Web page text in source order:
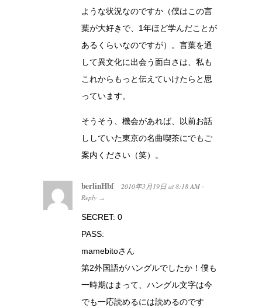
ような状況なのですか（僕はこの言
葉が大好きで、1年ほど学んだことが
あるくらいなのですが）。言葉を通
して異文化に出会う面白さは、私も
これからもっと伝えていけたらと思
っています。
そうそう、機会があれば、以前お話
ししていた東京の名曲喫茶にでもご
案内ください（笑）。
berlinHbf 2010年3月19日 at 8:18 AM ·
Reply →
SECRET: 0
PASS:
mamebitoさん
第2外国語がハングルでしたか！僕も
一時期はまって、ハングル文字は今
でも一応読めるには読めるのです